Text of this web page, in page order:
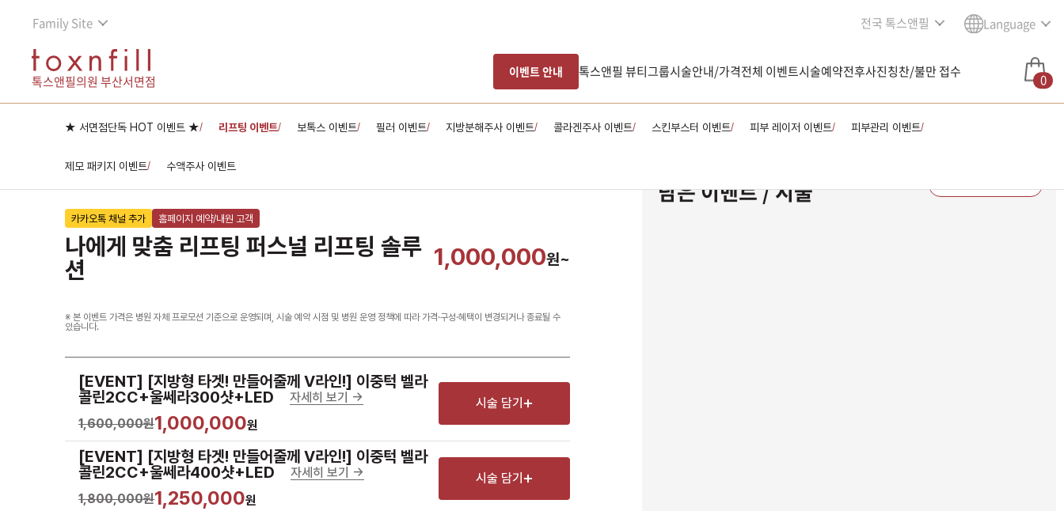
Family Site 전국 톡스앤필 Language
톡스앤필의원 부산서면점
이벤트 안내 톡스앤필 뷰티그룹시술안내/가격전체 이벤트시술예약전후사진칭찬/불만 접수 0
★ 서면점단독 HOT 이벤트 ★/ 리프팅 이벤트/ 보톡스 이벤트/ 필러 이벤트/ 지방분해주사 이벤트/ 콜라겐주사 이벤트/ 스킨부스터 이벤트/ 피부 레이저 이벤트/ 피부관리 이벤트/
제모 패키지 이벤트/ 수액주사 이벤트
카카오톡 채널 추가 홈페이지 예약/내원 고객
나에게 맞춤 리프팅 퍼스널 리프팅 솔루
션
1,000,000원~
※ 본 이벤트 가격은 병원 자체 프로모션 기준으로 운영되며, 시술 예약 시점 및 병원 운영 정책에 따라 가격·구성·혜택이 변경되거나 종료될 수
있습니다.
[EVENT] [지방형 타겟! 만들어줄께 V라인!] 이중턱 벨라
콜린2CC+울쎄라300샷+LED
자세히 보기 ->
1,600,000원1,000,000원
시술 담기
[EVENT] [지방형 타겟! 만들어줄께 V라인!] 이중턱 벨라
콜린2CC+울쎄라400샷+LED
자세히 보기 ->
1,800,000원1,250,000원
시술 담기
담은 이벤트 / 시술